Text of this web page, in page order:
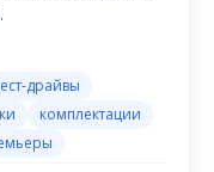
драйвы
комплектации